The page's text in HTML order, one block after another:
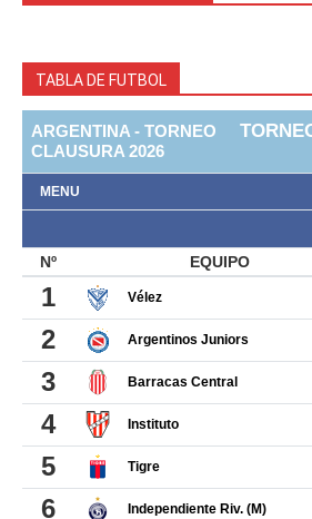
TABLA DE FUTBOL